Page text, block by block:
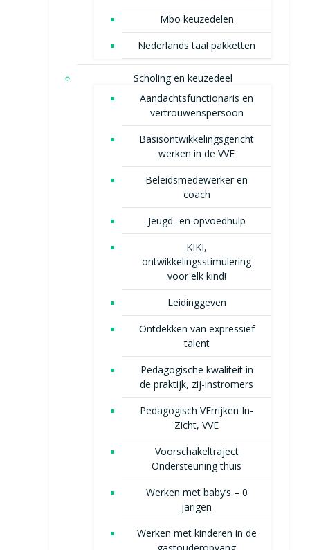
Mbo keuzedelen
Nederlands taal pakketten
Scholing en keuzedeel
Aandachtsfunctionaris en
vertrouwenspersoon
Basisontwikkelingsgericht
werken in de VVE
Beleidsmedewerker en
coach
Jeugd- en opvoedhulp
KIKI,
ontwikkelingsstimulering
voor elk kind!
Leidinggeven
Ontdekken van expressief
talent
Pedagogische kwaliteit in
de praktijk, zij-instromers
Pedagogisch VErrijken In-
Zicht, VVE
Voorschakeltraject
Ondersteuning thuis
Werken met baby’s – 0
jarigen
Werken met kinderen in de
gastouderopvang